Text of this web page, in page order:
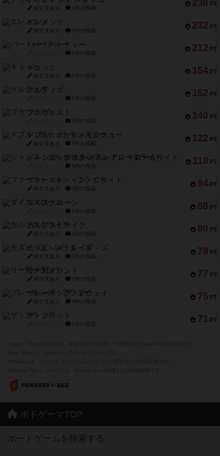
236 PT
紹介文あり 1件の投稿
232 PT
エレメンツ
紹介文あり 4件の投稿
212 PT
バー！パーティー
1件の投稿
154 PT
ギョッと
紹介文あり 1件の投稿
152 PT
クルティボ
1件の投稿
140 PT
ブラヴェスト
1件の投稿
122 PT
ドブル：ポケットモンスター
紹介文あり 4件の投稿
118 PT
ジャンヌ・ダルク-オルレアン ドロー＆ライト
5件の投稿
94 PT
ファースト・イン・フライト
紹介文あり 3件の投稿
88 PT
ダイススローン
1件の投稿
80 PT
ガルフストライク
紹介文あり 1件の投稿
79 PT
モズビ－ズ・レイダ－ズ
紹介文あり 1件の投稿
77 PT
リー対グラント
紹介文あり 1件の投稿
75 PT
ブレーキング・アウェイ
紹介文あり 4件の投稿
71 PT
ザ・フラッド
1件の投稿
ボドゲーマTOP
ボードゲームを検索する